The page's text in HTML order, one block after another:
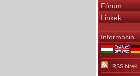
Fórum
Linkek
Információ
RSS hírek